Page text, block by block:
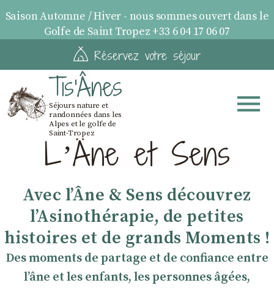
Saison Automne / Hiver - nous sommes ouvert dans le
Golfe de Saint Tropez +33 6 04 17 06 07
Réservez votre séjour
Tis'Ânes
Séjours nature et
randonnées dans les
Alpes et le golfe de
Saint-Tropez
LʼÂne et Sens
Avec lʼÂne & Sens découvrez
lʼAsinothérapie, de petites
histoires et de grands Moments !
Des moments de partage et de confiance entre
l’âne et les enfants, les personnes âgées,